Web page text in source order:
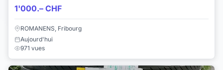
1'000.– CHF
ROMANENS, Fribourg
Aujourd'hui
971 vues